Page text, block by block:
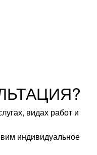
видах работ и
индивидуальное